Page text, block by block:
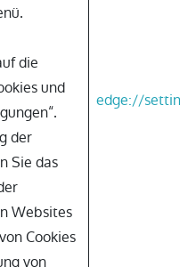
die
und
der
Sie das
Websites
Cookies
von
edge://